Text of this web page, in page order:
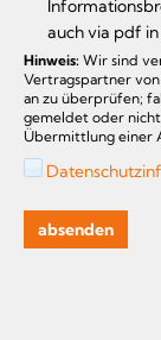
auch via pdf
Hinweis: Wir sind
Vertragspartner
an zu überprüfen;
gemeldet oder
Übermittlung einer